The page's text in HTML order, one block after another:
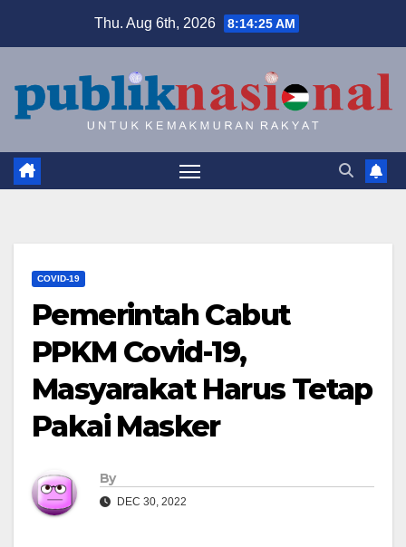
Thu. Aug 6th, 2026 8:14:26 AM
COVID-19
Pemerintah Cabut
PPKM Covid-19,
Masyarakat Harus Tetap
Pakai Masker
By
DEC 30, 2022